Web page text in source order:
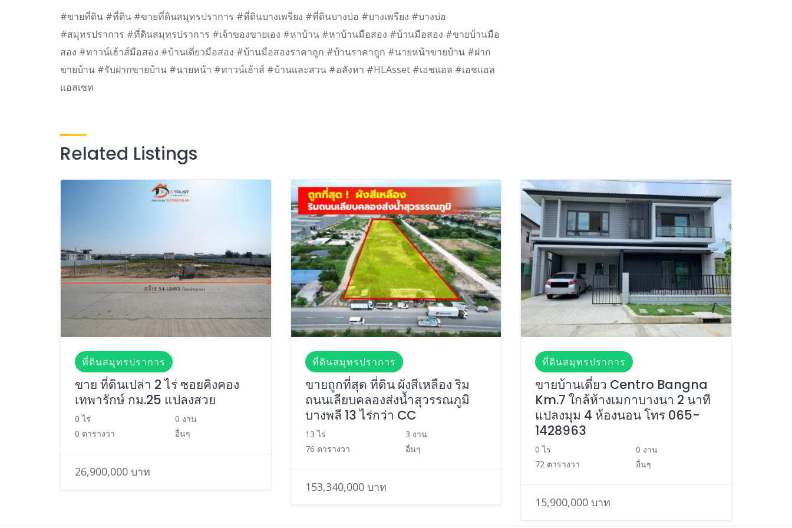
#ขายที่ดิน #ที่ดิน #ขายที่ดินสมุทรปราการ #ที่ดินบางเพรียง #ที่ดินบางบ่อ #บางเพรียง #บางบ่อ
#สมุทรปราการ #ที่ดินสมุทรปราการ #เจ้าของขายเอง #หาบ้าน #หาบ้านมือสอง #บ้านมือสอง #ขายบ้านมือ
สอง #ทาวน์เฮ้าส์มือสอง #บ้านเดี่ยวมือสอง #บ้านมือสองราคาถูก #บ้านราคาถูก #นายหน้าขายบ้าน #ฝาก
ขายบ้าน #รับฝากขายบ้าน #นายหน้า #ทาวน์เฮ้าส์ #บ้านเเละสวน #อสังหา #HLAsset #เอชแอล #เอชแอล
แอสเซท
Related Listings
ที่ดินสมุทรปราการ
ขาย ที่ดินเปล่า 2 ไร่ ซอยคิงคอง
เทพารักษ์ กม.25 แปลงสวย
0 ไร่
0 งาน
0 ตารางวา
อื่นๆ
26,900,000 บาท
ที่ดินสมุทรปราการ
ขายถูกที่สุด ที่ดิน ผังสีเหลือง ริม
ถนนเลียบคลองส่งน้ำสุวรรณภูมิ
บางพลี 13 ไร่กว่า CC
13 ไร่
3 งาน
76 ตารางวา
อื่นๆ
153,340,000 บาท
ที่ดินสมุทรปราการ
ขายบ้านเดี่ยว Centro Bangna
Km.7 ใกล้ห้างเมกาบางนา 2 นาที
แปลงมุม 4 ห้องนอน โทร 065-
1428963
0 ไร่
0 งาน
72 ตารางวา
อื่นๆ
15,900,000 บาท